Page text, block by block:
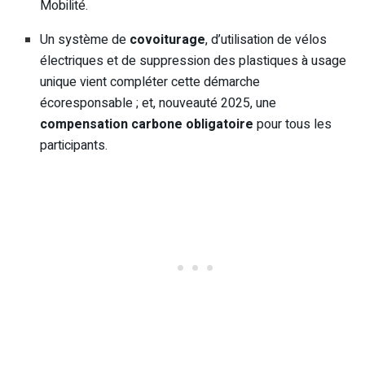
Mobilité.
Un système de covoiturage, d’utilisation de vélos
électriques et de suppression des plastiques à usage
unique vient compléter cette démarche
écoresponsable ; et, nouveauté 2025, une
compensation carbone obligatoire pour tous les
participants.